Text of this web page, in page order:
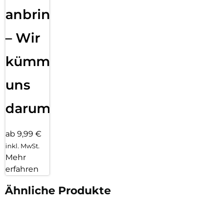
anbringen
– Wir
kümmern
uns
darum!
ab 9,99 €
inkl. MwSt.
Mehr
erfahren
Ähnliche Produkte